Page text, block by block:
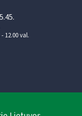
12.00 val.